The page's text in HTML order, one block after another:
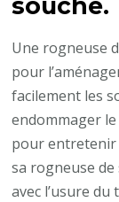
souche.
Une rogneuse
pour
facilement les
endommager
pour entretenir
sa rogneuse de
avec l’usure